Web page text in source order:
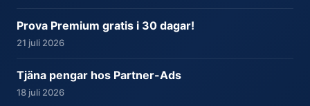
Prova Premium gratis i 30 dagar!
21 juli 2026
Tjäna pengar hos Partner-Ads
18 juli 2026